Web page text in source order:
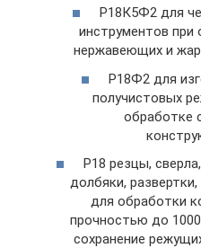
Р18К5Ф2 для
инструментов при
нержавеющих и
Р18Ф2 для
получистовых
обработке
Р18 резцы,
долбяки,
для обработки
прочностью до
сохранение